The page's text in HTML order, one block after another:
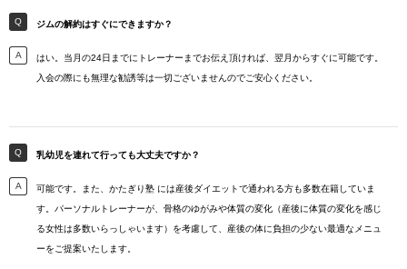
ジムの解約はすぐにできますか？
はい。当月の24日までにトレーナーまでお伝え頂ければ、翌月からすぐに可能です。
入会の際にも無理な勧誘等は一切ございませんのでご安心ください。
乳幼児を連れて行っても大丈夫ですか？
可能です。また、かたぎり塾 には産後ダイエットで通われる方も多数在籍していま
す。パーソナルトレーナーが、骨格のゆがみや体質の変化（産後に体質の変化を感じ
る女性は多数いらっしゃいます）を考慮して、産後の体に負担の少ない最適なメニュ
ーをご提案いたします。